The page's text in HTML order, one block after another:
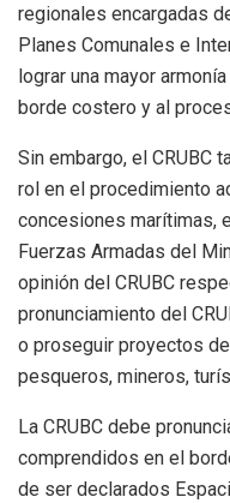
regionales encargadas
Planes Comunales e
lograr una mayor
borde costero y al
Sin embargo, el CRUBC
rol en el procedimiento
concesiones marítimas,
Fuerzas Armadas del
opinión del CRUBC
pronunciamiento del
o proseguir proyectos
pesqueros, mineros,
La CRUBC debe
comprendidos en el
de ser declarados